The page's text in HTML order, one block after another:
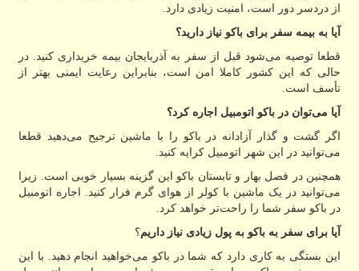
از دردسر دور است، امنیت زیادی دارد.
آیا به بیمه سفر برای باکو نیاز دارید؟
قطعا توصیه می‌شود قبل از سفر به آذربایجان بیمه خریداری کنید. در
حالی که این کشور کاملا امن است، بنابراین رعایت ایمنی بهتر از
تأسف است.
آیا می‌توان در باکو اتومبیل اجاره کرد؟
اگر گشت و گذار آزادانه در باکو را با ماشین ترجیح می‌دهید قطعا
می‌توانید در این شهر اتومبیل کرایه کنید.
همچنین در فصل بهار و تابستان باکو این گزینه بسیار خوبی است. زیرا
می‌توانید در یک ماشین با کولر از هوای گرم فرار کنید. اجاره اتومبیل
در باکو سفر شما را راحت‌تر خواهد کرد.
آیا برای سفر به باکو به پول زیادی نیاز داریم؟
این بستگی به کاری دارد که شما در باکو می‌خواهید انجام دهید. با این